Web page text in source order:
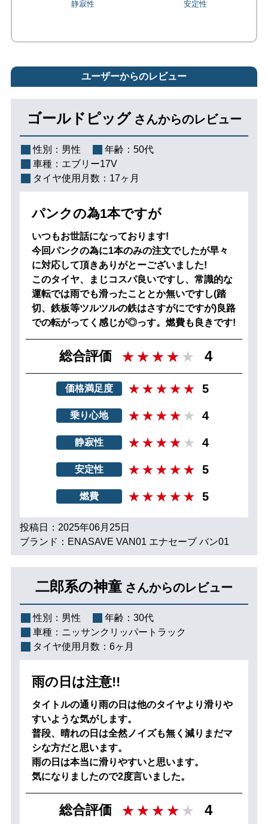
ユーザーからのレビュー
ゴールドピッグ さんからのレビュー
性別： 男性 年齢： 50代
車種： エブリー17V
タイヤ使用月数： 17ヶ月
パンクの為1本ですが
いつもお世話になっております!
今回パンクの為に1本のみの注文でしたが早々
に対応して頂きありがとーございました!
このタイヤ、まじコスパ良いですし、常識的な
運転では雨でも滑ったこととか無いですし(踏
切、鉄板等ツルツルの鉄はさすがにですが)良路
での転がってく感じが◎っす。燃費も良きです!
総合評価 4
価格満足度 5
乗り心地 4
静寂性 4
安定性 5
燃費 5
投稿日：2025年06月25日
ブランド：ENASAVE VAN01 エナセーブ バン01
二郎系の神童 さんからのレビュー
性別： 男性 年齢： 30代
車種： ニッサンクリッパートラック
タイヤ使用月数： 6ヶ月
雨の日は注意!!
タイトルの通り雨の日は他のタイヤより滑りや
すいような気がします。
普段、晴れの日は全然ノイズも無く減りまだマ
シな方だと思います。
雨の日は本当に滑りやすいと思います。
気になりましたので2度言いました。
総合評価 4